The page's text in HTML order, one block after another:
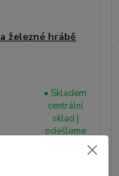
železné hrábě
• Skladem
centrální
sklad |
odešleme